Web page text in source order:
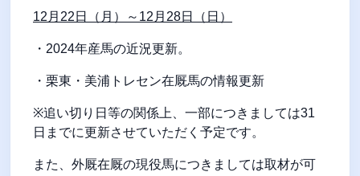
12 月 22 日（月）～ 12 月 28日（日）
・ 2024年産馬の近況更新。
・栗東・美浦トレセン在厩馬の情報更新
※追い切り日等の関係上、一部につきましては31
日までに更新させていただく予定です。
また、外厩在厩の現役馬につきましては取材が可